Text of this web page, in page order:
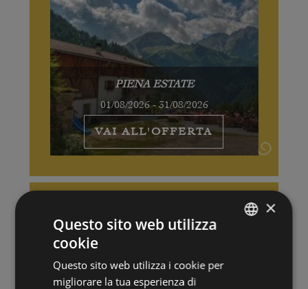
PIENA ESTATE
01/08/2026 - 31/08/2026
VAI ALL'OFFERTA
×
Questo sito web utilizza
cookie
Questo sito web utilizza i cookie per
migliorare la tua esperienza di